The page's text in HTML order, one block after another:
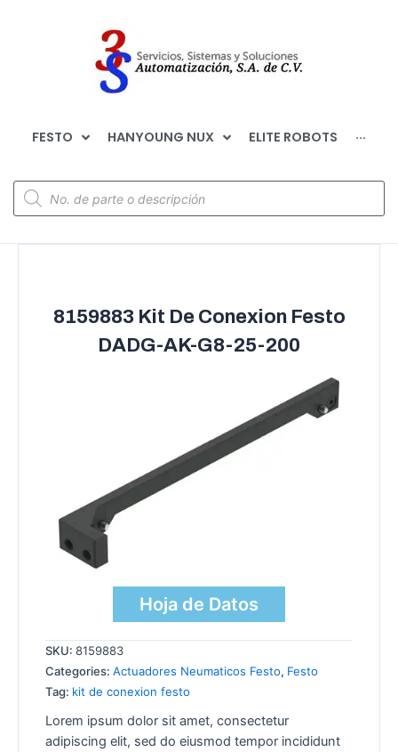
FESTO HANYOUNG NUX ELITE ROBOTS ···
8159883 Kit De Conexion Festo
DADG-AK-G8-25-200
Hoja de Datos
SKU: 8159883
Categories: Actuadores Neumaticos Festo, Festo
Tag: kit de conexion festo
Lorem ipsum dolor sit amet, consectetur
adipiscing elit, sed do eiusmod tempor incididunt